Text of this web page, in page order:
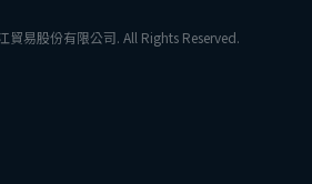
易股份有限公司. All Rights Reserved.